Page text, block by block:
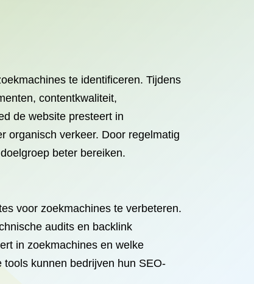
te identificeren. Tijdens
contentkwaliteit,
de website presteert in
organisch verkeer. Door regelmatig
beter bereiken.
voor zoekmachines te verbeteren.
audits en backlink
in zoekmachines en welke
kunnen bedrijven hun SEO-